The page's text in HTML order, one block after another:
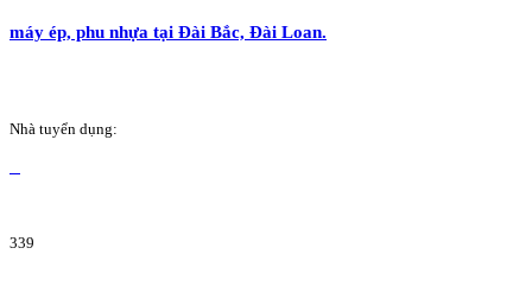
máy ép, phu nhựa tại Đài Bắc, Đài Loan.
Nhà tuyển dụng:
339